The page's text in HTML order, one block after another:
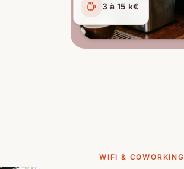
3 à 15 k€
WIFI & COWORKING